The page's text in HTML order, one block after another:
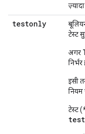
testonly
टेस्ट
अगर
इसी
नियम
टेस्ट (